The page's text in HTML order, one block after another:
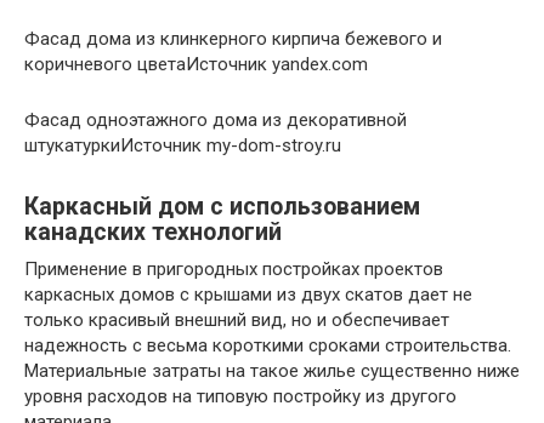
Фасад дома из клинкерного кирпича бежевого и
коричневого цветаИсточник yandex.com
Фасад одноэтажного дома из декоративной
штукатуркиИсточник my-dom-stroy.ru
Каркасный дом с использованием
канадских технологий
Применение в пригородных постройках проектов
каркасных домов с крышами из двух скатов дает не
только красивый внешний вид, но и обеспечивает
надежность с весьма короткими сроками строительства.
Материальные затраты на такое жилье существенно ниже
уровня расходов на типовую постройку из другого